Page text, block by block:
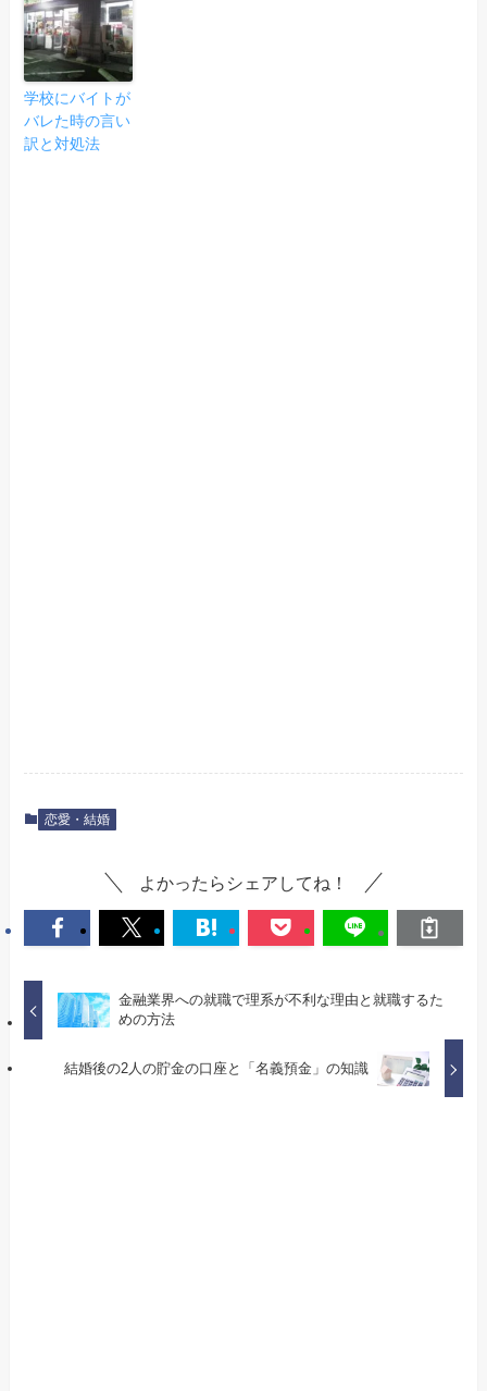
学校にバイトが
バレた時の言い
訳と対処法
恋愛・結婚
よかったらシェアしてね！
金融業界への就職で理系が不利な理由と就職するた
めの方法
結婚後の2人の貯金の口座と「名義預金」の知識